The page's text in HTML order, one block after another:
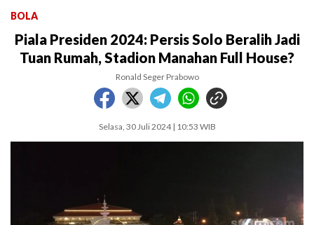
BOLA
Piala Presiden 2024: Persis Solo Beralih Jadi
Tuan Rumah, Stadion Manahan Full House?
Ronald Seger Prabowo
Selasa, 30 Juli 2024 | 10:53 WIB